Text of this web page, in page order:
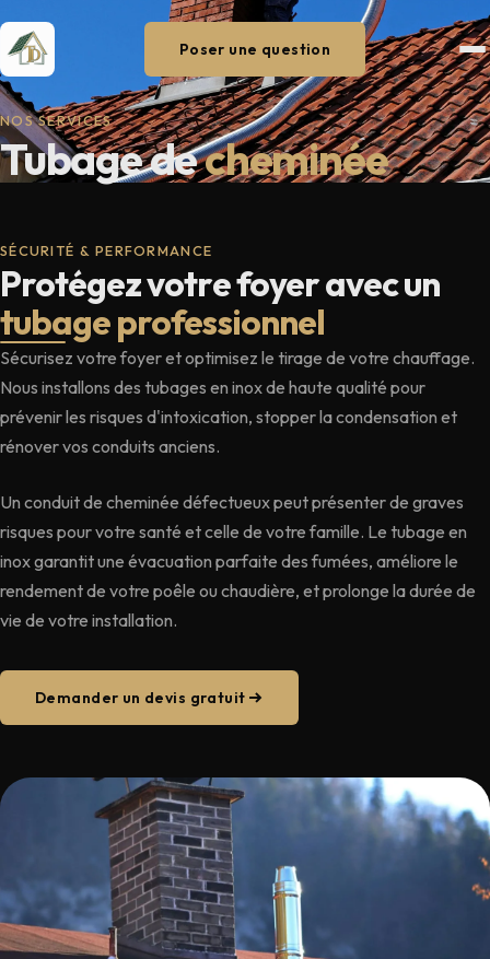
Poser une question
NOS SERVICES
Tubage decheminée
SÉCURITÉ & PERFORMANCE
Protégez votre foyer avec un
tubage professionnel
Sécurisez votre foyer et optimisez le tirage de votre chauffage.
Nous installons des tubages en inox de haute qualité pour
prévenir les risques d'intoxication, stopper la condensation et
rénover vos conduits anciens.
Un conduit de cheminée défectueux peut présenter de graves
risques pour votre santé et celle de votre famille. Le tubage en
inox garantit une évacuation parfaite des fumées, améliore le
rendement de votre poêle ou chaudière, et prolonge la durée de
vie de votre installation.
Demander un devis gratuit